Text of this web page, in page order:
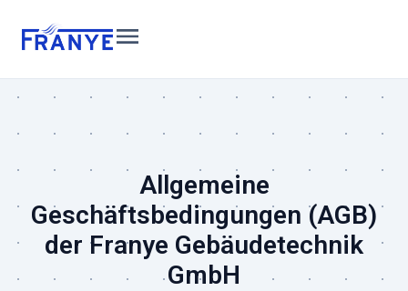
springen
Allgemeine
Geschäftsbedingungen (AGB)
der Franye Gebäudetechnik
GmbH